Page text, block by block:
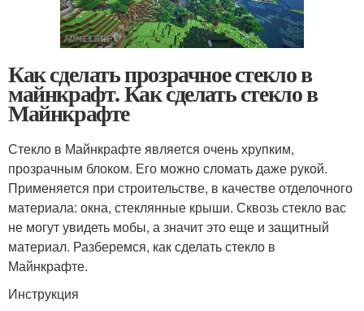
Как сделать прозрачное стекло в
майнкрафт. Как сделать стекло в
Майнкрафте
Стекло в Майнкрафте является очень хрупким,
прозрачным блоком. Его можно сломать даже рукой.
Применяется при строительстве, в качестве отделочного
материала: окна, стеклянные крыши. Сквозь стекло вас
не могут увидеть мобы, а значит это еще и защитный
материал. Разберемся, как сделать стекло в
Майнкрафте.
Инструкция